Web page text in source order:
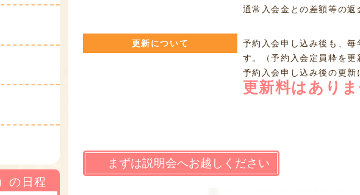
通常入会金との差額等の返
更新について
予約入会申し込み後も、
す。（予約入会定員枠を更
予約入会申し込み後の更新
更新料はありま
まずは説明会へお越しください
の日程